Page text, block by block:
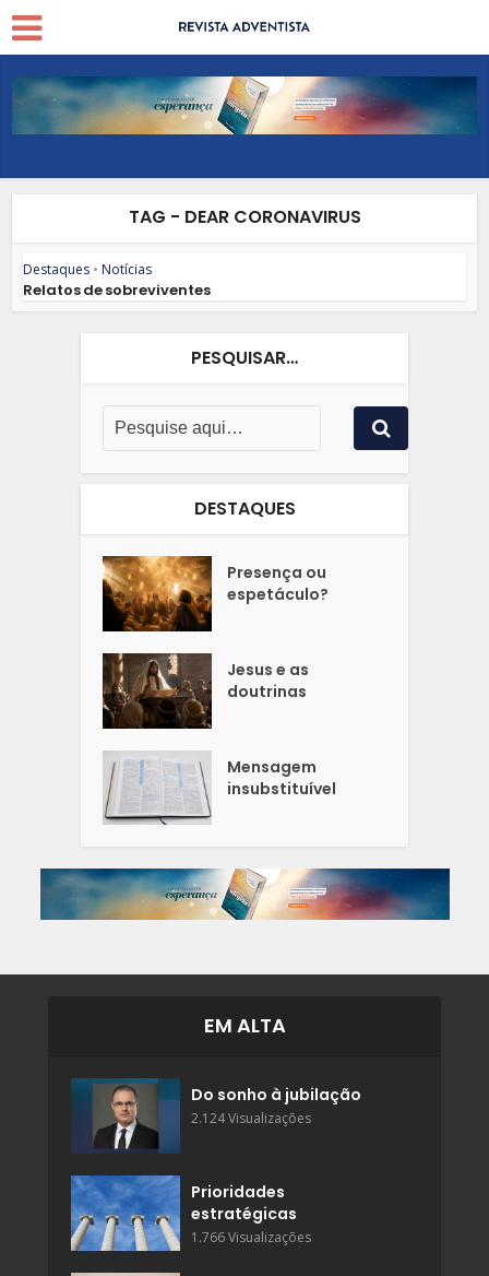
TAG - DEAR CORONAVIRUS
Destaques • Notícias
Relatos de sobreviventes
PESQUISAR…
DESTAQUES
Presença ou
espetáculo?
Jesus e as
doutrinas
Mensagem
insubstituível
EM ALTA
Do sonho à jubilação
2.124 Visualizações
Prioridades
estratégicas
1.766 Visualizações